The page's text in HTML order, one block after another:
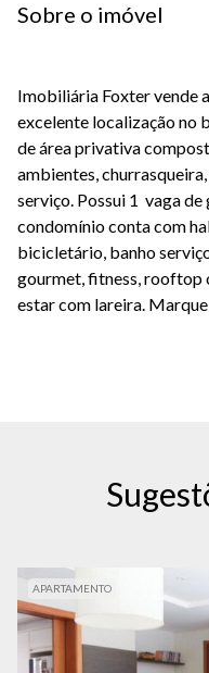
Sobre o imóvel
Imobiliária Foxter vende
excelente localização no
de área privativa
ambientes,
serviço. Possui 1 vaga
condomínio conta com
bicicletário, banho
gourmet, fitness, rooftop
estar com lareira.
APARTAMENTO